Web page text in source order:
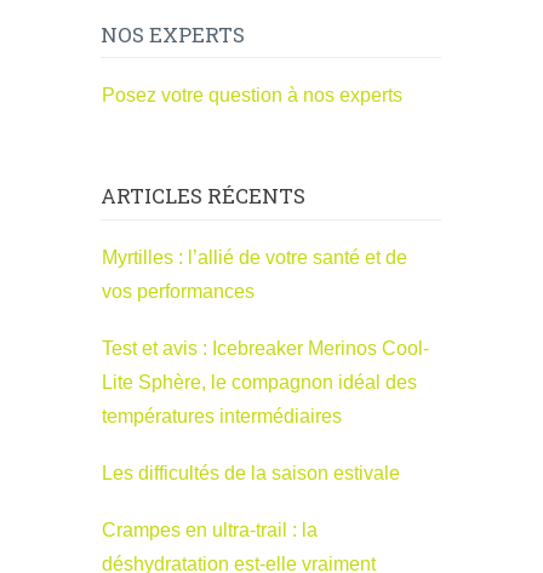
NOS EXPERTS
Posez votre question à nos experts
ARTICLES RÉCENTS
Myrtilles : l’allié de votre santé et de
vos performances
Test et avis : Icebreaker Merinos Cool-
Lite Sphère, le compagnon idéal des
températures intermédiaires
Les difficultés de la saison estivale
Crampes en ultra-trail : la
déshydratation est-elle vraiment